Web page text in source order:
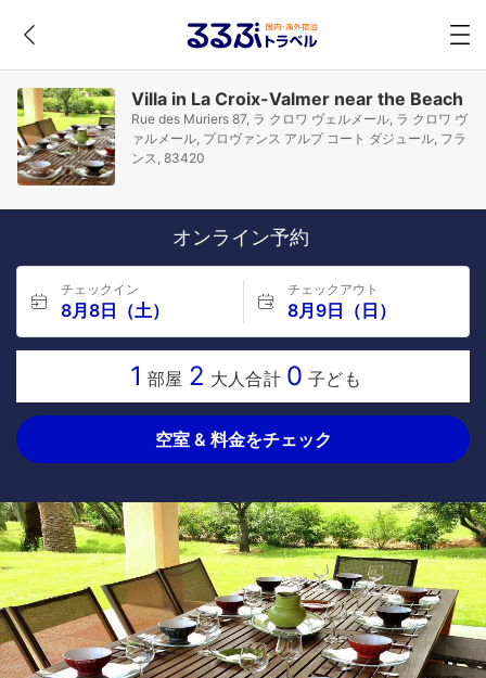
Villa in La Croix-Valmer near the Beach
Rue des Muriers 87, ラ クロワ ヴェルメール, ラ クロワ ヴ
ァルメール, プロヴァンス アルプ コート ダジュール, フラ
ンス, 83420
オンライン予約
チェックイン
8月8日（土）
チェックアウト
8月9日（日）
1 部屋 2 大人合計 0 子ども
空室 & 料金をチェック